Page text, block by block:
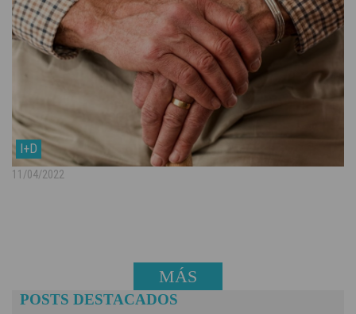
I+D
11/04/2022
MÁS
NOTICIAS
POSTS DESTACADOS